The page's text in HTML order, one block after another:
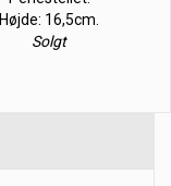
Højde: 16,5cm.
Solgt